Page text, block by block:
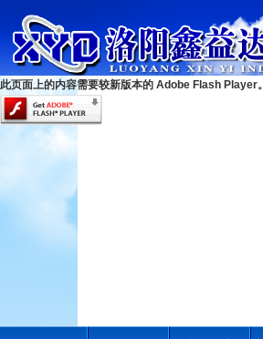
此页面上的内容需要较新版本的 Adobe Flash Player。